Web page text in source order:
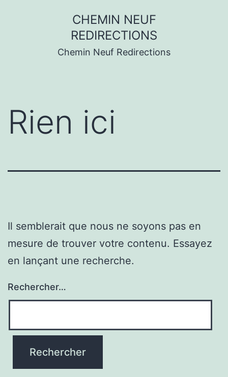
CHEMIN NEUF
REDIRECTIONS
Chemin Neuf Redirections
Rien ici
Il semblerait que nous ne soyons pas en
mesure de trouver votre contenu. Essayez
en lançant une recherche.
Rechercher…